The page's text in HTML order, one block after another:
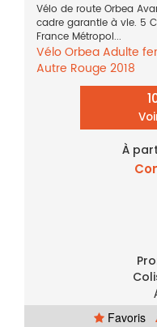
Vélo de route Orbea
cadre garantie à vie. 5
France Métropol...
VéloOrbeaAdulte
Autre Rouge 2018
À
Favoris